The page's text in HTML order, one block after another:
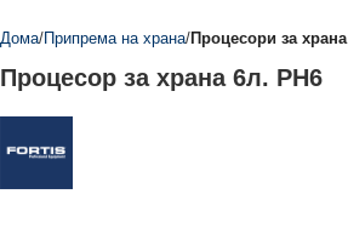
Дома Припрема на храна Процесори за храна
Процесор за храна 6л. PH6